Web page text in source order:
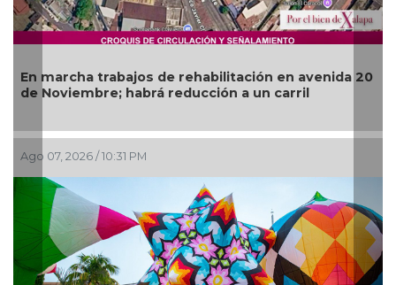
trabajos de rehabilitación en avenida 20
habrá reducción a un carril
/ 10:31 PM
Más de
operativos
del Río